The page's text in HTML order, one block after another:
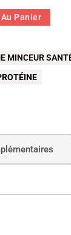
Panier
MINCEUR